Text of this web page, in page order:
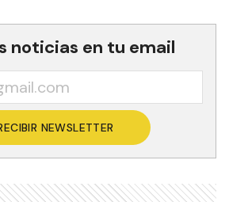
noticias en tu email
NEWSLETTER